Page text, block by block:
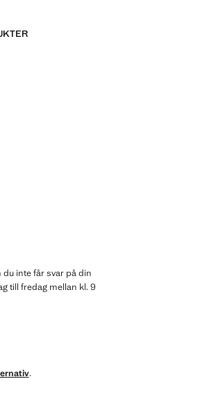
inte får svar på din
till fredag mellan kl. 9
.